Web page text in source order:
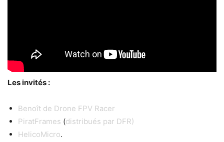
Les invités :
Benoît de Drone FPV Racer
PiratFrames (distribués par DFR)
HelicoMicro.